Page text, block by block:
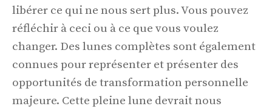
libérer ce qui ne nous sert plus. Vous pouvez
réfléchir à ceci ou à ce que vous voulez
changer. Des lunes complètes sont également
connues pour représenter et présenter des
opportunités de transformation personnelle
majeure. Cette pleine lune devrait nous